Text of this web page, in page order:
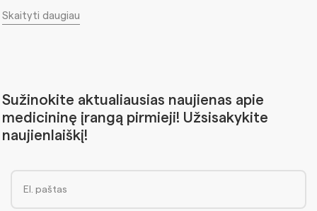
Skaityti daugiau
Sužinokite aktualiausias naujienas apie
medicininę įrangą pirmieji! Užsisakykite
naujienlaiškį!